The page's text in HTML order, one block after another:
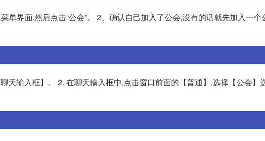
单界面,然后点击“公会”。 2、确认自己加入了公会,没有的话就先加入一个
天输入框】。 2. 在聊天输入框中,点击窗口前面的【普通】,选择【公会】